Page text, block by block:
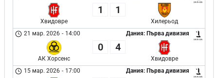
Хвидовре
1 1
Хилерьод
Дания: Първа дивизия
21 мар. 2026 - 14:00
АК Хорсенс
0 4
Хвидовре
Дания: Първа дивизия
15 мар. 2026 - 17:00